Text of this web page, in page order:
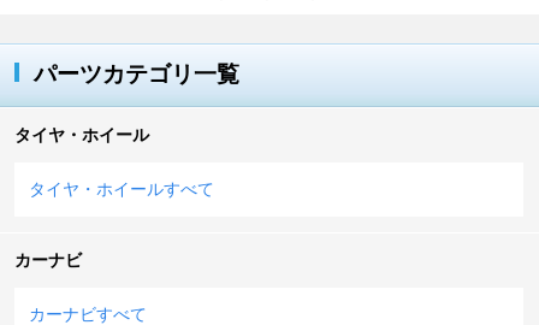
パーツカテゴリ一覧
タイヤ・ホイール
タイヤ・ホイールすべて
カーナビ
カーナビすべて